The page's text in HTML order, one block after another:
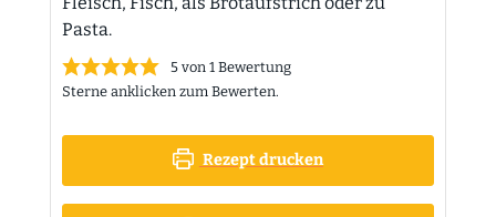
Pasta.
5von 1 Bewertung
Sterne anklicken zum Bewerten.
Rezept drucken